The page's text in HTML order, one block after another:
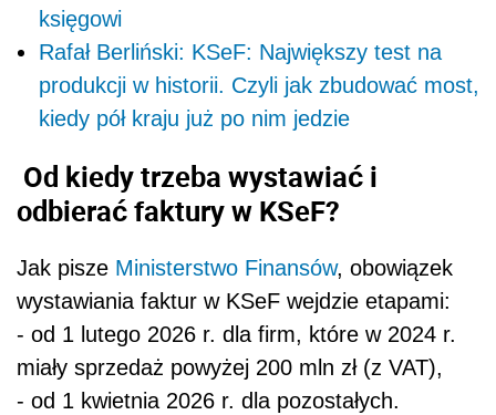
księgowi
Rafał Berliński: KSeF: Największy test na
produkcji w historii. Czyli jak zbudować most,
kiedy pół kraju już po nim jedzie
Od kiedy trzeba wystawiać i
odbierać faktury w KSeF?
Jak pisze Ministerstwo Finansów, obowiązek
wystawiania faktur w KSeF wejdzie etapami:
- od 1 lutego 2026 r. dla firm, które w 2024 r.
miały sprzedaż powyżej 200 mln zł (z VAT),
- od 1 kwietnia 2026 r. dla pozostałych.